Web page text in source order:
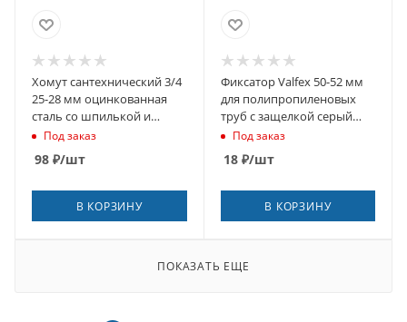
Хомут сантехнический 3/4
25-28 мм оцинкованная
сталь со шпилькой и
дюбелем (2 шт.)
Под заказ
98 ₽/шт
В КОРЗИНУ
Фиксатор Valfex 50-52 мм
для полипропиленовых
труб с защелкой серый
(10160050Г)
Под заказ
18₽/шт
В КОРЗИНУ
ПОКАЗАТЬ ЕЩЕ